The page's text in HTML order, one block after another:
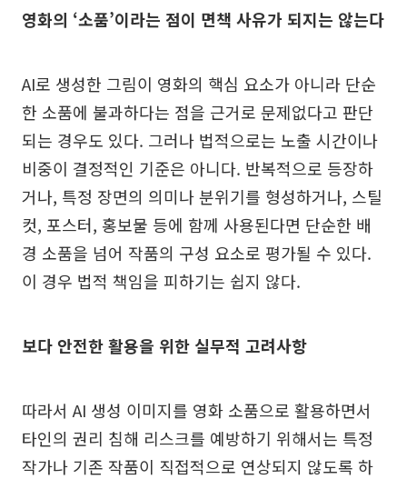
영화의 ‘소품’이라는 점이 면책 사유가 되지는 않는다
AI로 생성한 그림이 영화의 핵심 요소가 아니라 단순
한 소품에 불과하다는 점을 근거로 문제없다고 판단
되는 경우도 있다. 그러나 법적으로는 노출 시간이나
비중이 결정적인 기준은 아니다. 반복적으로 등장하
거나, 특정 장면의 의미나 분위기를 형성하거나, 스틸
컷, 포스터, 홍보물 등에 함께 사용된다면 단순한 배
경 소품을 넘어 작품의 구성 요소로 평가될 수 있다.
이 경우 법적 책임을 피하기는 쉽지 않다.
보다 안전한 활용을 위한 실무적 고려사항
따라서 AI 생성 이미지를 영화 소품으로 활용하면서
타인의 권리 침해 리스크를 예방하기 위해서는 특정
작가나 기존 작품이 직접적으로 연상되지 않도록 하